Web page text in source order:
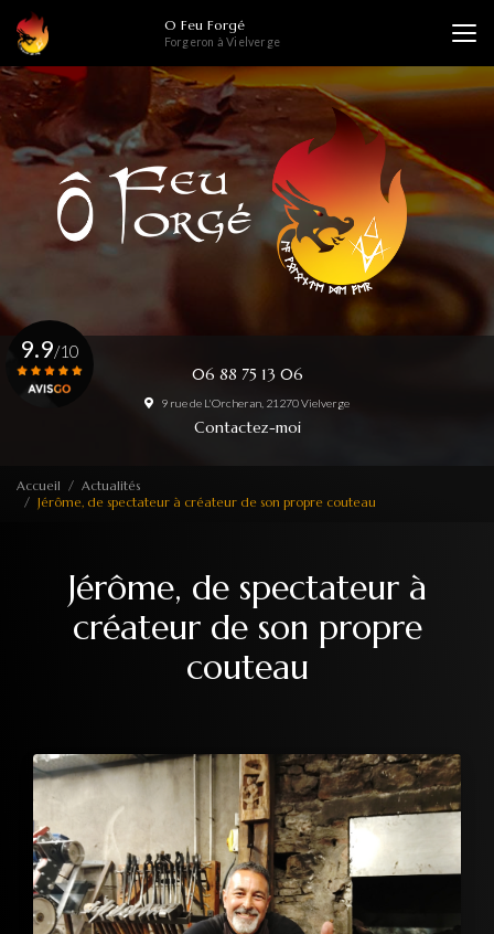
contenu
principal
O Feu Forgé
Forgeron à Vielverge
06 88 75 13 06
9 rue de L'Orcheran, 21270 Vielverge
Contactez-moi
9.9/10
Accueil
Actualités
Jérôme, de spectateur à créateur de son propre couteau
Jérôme, de spectateur à
créateur de son propre
couteau